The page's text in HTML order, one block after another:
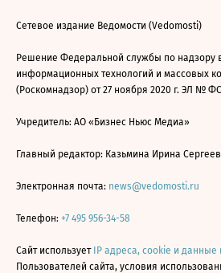
Сетевое издание Ведомости (Vedomosti)
Решение Федеральной службы по надзору
информационных технологий и массовых
(Роскомнадзор) от 27 ноября 2020 г. ЭЛ № ФС
Учредитель: АО «Бизнес Ньюс Медиа»
Главный редактор: Казьмина Ирина
Электронная почта: news@vedomosti.ru
Телефон: +7 495 956-34-58
Сайт использует IP адреса, cookie и данные
Пользователей сайта, условия